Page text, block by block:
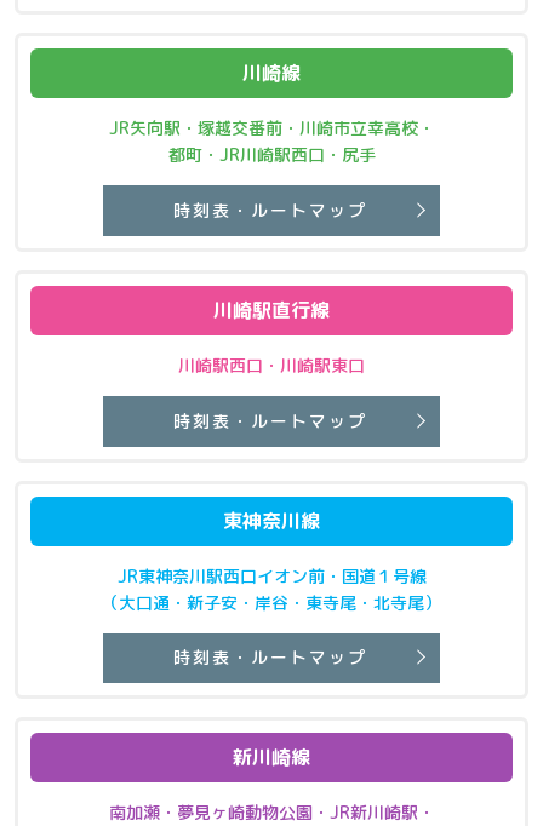
川崎線
JR矢向駅・塚越交番前・川崎市立幸高校・
都町・JR川崎駅西口・尻手
時刻表・ルートマップ
川崎駅直行線
川崎駅西口・川崎駅東口
時刻表・ルートマップ
東神奈川線
JR東神奈川駅西口イオン前・国道１号線
（大口通・新子安・岸谷・東寺尾・北寺尾）
時刻表・ルートマップ
新川崎線
南加瀬・夢見ヶ崎動物公園・JR新川崎駅・